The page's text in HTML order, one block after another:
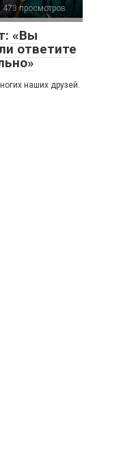
473 просмотров
«Вы
ответите
наших друзей.